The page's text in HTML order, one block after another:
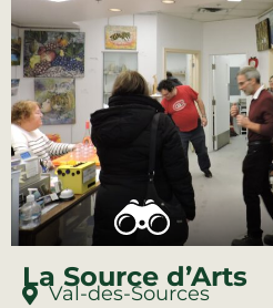
La Source d’Arts
Val-des-Sources